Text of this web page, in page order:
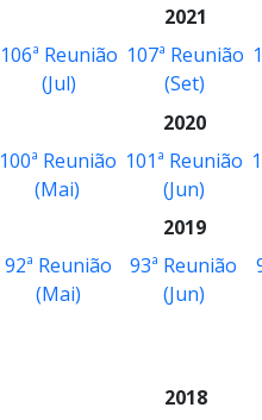
2021
106ª Reunião
(Jul)
107ª Reunião
(Set)
2020
100ª Reunião
(Mai)
101ª Reunião
(Jun)
2019
92ª Reunião
(Mai)
93ª Reunião
(Jun)
2018